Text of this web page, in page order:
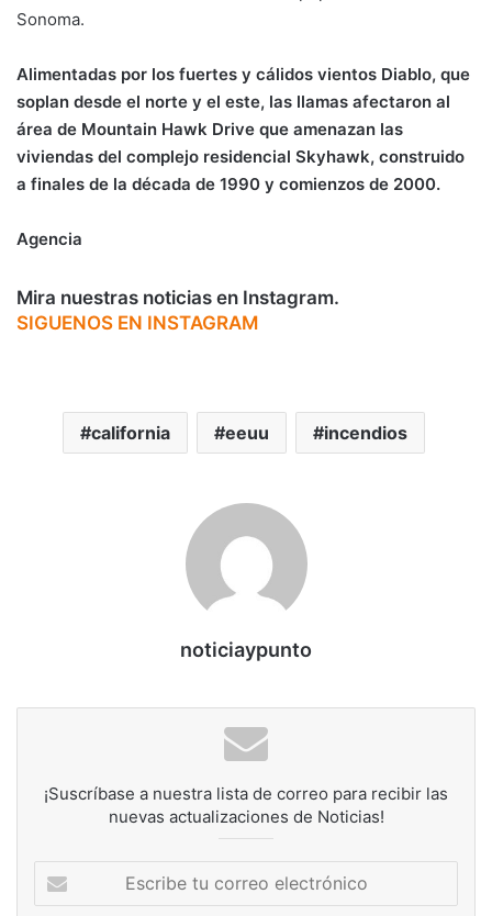
Sonoma.
Alimentadas por los fuertes y cálidos vientos Diablo, que
soplan desde el norte y el este, las llamas afectaron al
área de Mountain Hawk Drive que amenazan las
viviendas del complejo residencial Skyhawk, construido
a finales de la década de 1990 y comienzos de 2000.
Agencia
Mira nuestras noticias en Instagram.
SIGUENOS EN INSTAGRAM
california eeuu incendios
noticiaypunto
¡Suscríbase a nuestra lista de correo para recibir las
nuevas actualizaciones de Noticias!